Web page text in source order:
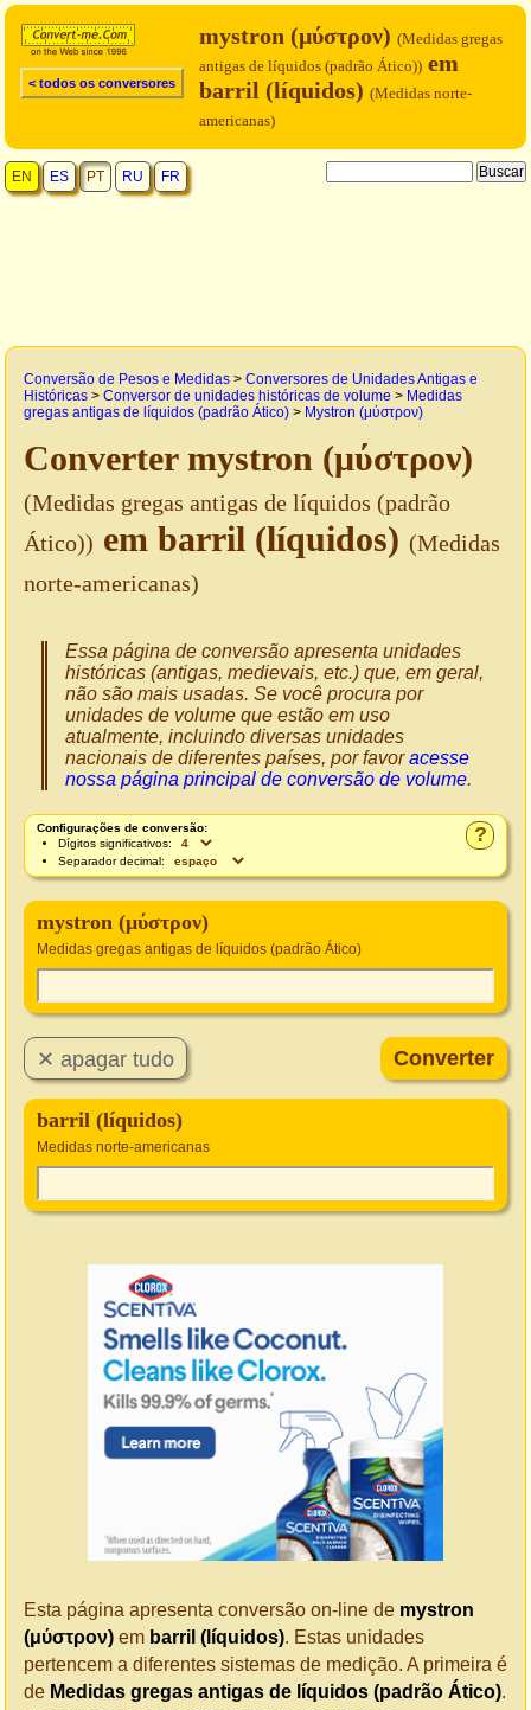
< todos os conversores
mystron (μύστρον) (Medidas gregas
antigas de líquidos (padrão Ático)) em
barril (líquidos) (Medidas norte-
americanas)
EN ES PT RU FR
Conversão de Pesos e Medidas > Conversores de Unidades Antigas e
Históricas > Conversor de unidades históricas de volume > Medidas
gregas antigas de líquidos (padrão Ático) > Mystron (μύστρον)
Converter mystron (μύστρον)
(Medidas gregas antigas de líquidos (padrão
Ático)) em barril (líquidos) (Medidas
norte-americanas)
Essa página de conversão apresenta unidades
históricas (antigas, medievais, etc.) que, em geral,
não são mais usadas. Se você procura por
unidades de volume que estão em uso
atualmente, incluindo diversas unidades
nacionais de diferentes países, por favoracesse
nossa página principal de conversão de volume.
?
Configurações de conversão:
Dígitos significativos:
Separador decimal:
mystron (μύστρον)
Medidas gregas antigas de líquidos (padrão Ático)
barril (líquidos)
Medidas norte-americanas
Esta página apresenta conversão on-line de mystron
(μύστρον) em barril (líquidos). Estas unidades
pertencem a diferentes sistemas de medição. A primeira é
de Medidas gregas antigas de líquidos (padrão Ático).